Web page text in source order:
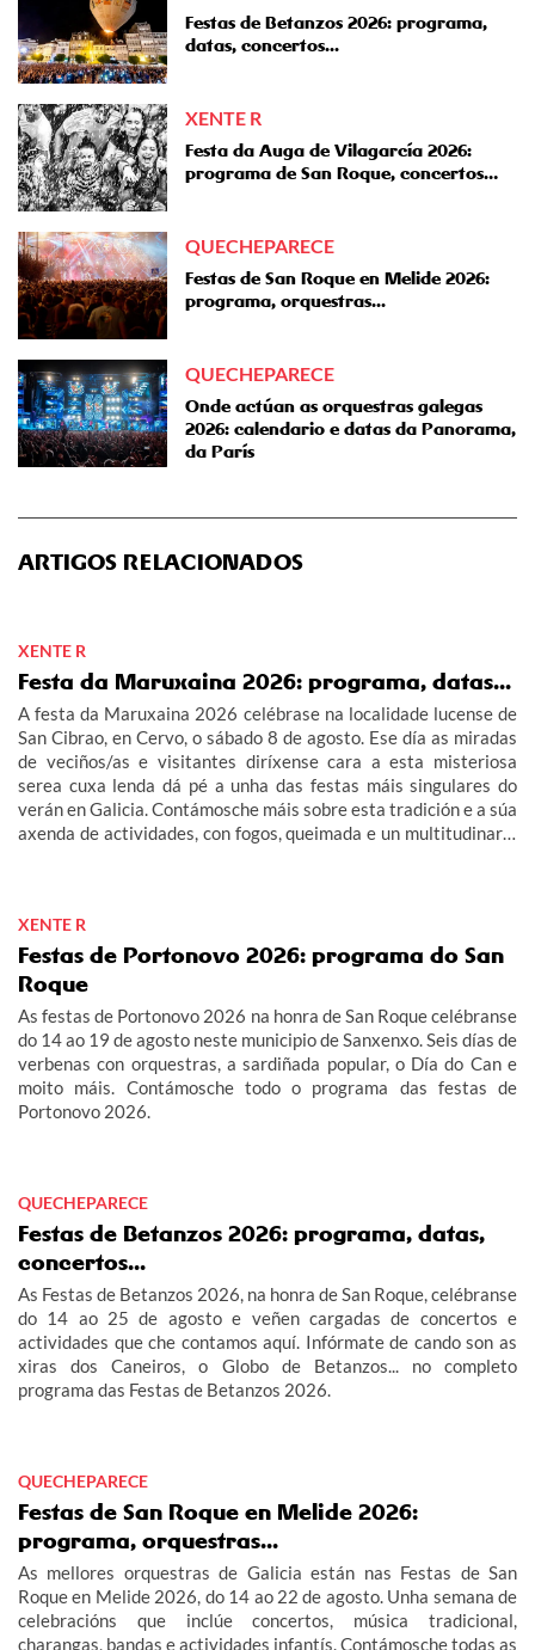
Festas de Betanzos 2026: programa,
datas, concertos...
XENTE R
Festa da Auga de Vilagarcía 2026:
programa de San Roque, concertos…
QUECHEPARECE
Festas de San Roque en Melide 2026:
programa, orquestras...
QUECHEPARECE
Onde actúan as orquestras galegas
2026: calendario e datas da Panorama,
da París
ARTIGOS RELACIONADOS
XENTE R
Festa da Maruxaina 2026: programa, datas...
A festa da Maruxaina 2026 celébrase na localidade lucense de
San Cibrao, en Cervo, o sábado 8 de agosto. Ese día as miradas
de veciños/as e visitantes diríxense cara a esta misteriosa
serea cuxa lenda dá pé a unha das festas máis singulares do
verán en Galicia. Contámosche máis sobre esta tradición e a súa
axenda de actividades, con fogos, queimada e un multitudinario
XENTE R
Festas de Portonovo 2026: programa do San
Roque
As festas de Portonovo 2026 na honra de San Roque celébranse
do 14 ao 19 de agosto neste municipio de Sanxenxo. Seis días de
verbenas con orquestras, a sardiñada popular, o Día do Can e
moito máis. Contámosche todo o programa das festas de
Portonovo 2026.
QUECHEPARECE
Festas de Betanzos 2026: programa, datas,
concertos...
As Festas de Betanzos 2026, na honra de San Roque, celébranse
do 14 ao 25 de agosto e veñen cargadas de concertos e
actividades que che contamos aquí. Infórmate de cando son as
xiras dos Caneiros, o Globo de Betanzos... no completo
programa das Festas de Betanzos 2026.
QUECHEPARECE
Festas de San Roque en Melide 2026:
programa, orquestras...
As mellores orquestras de Galicia están nas Festas de San
Roque en Melide 2026, do 14 ao 22 de agosto. Unha semana de
celebracións que inclúe concertos, música tradicional,
charangas, bandas e actividades infantís. Contámosche todas as